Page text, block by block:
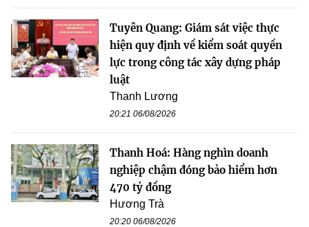
Tuyên Quang: Giám sát việc thực
hiện quy định về kiểm soát quyền
lực trong công tác xây dựng pháp
luật
Thanh Lương
20:21 06/08/2026
Thanh Hoá: Hàng nghìn doanh
nghiệp chậm đóng bảo hiểm hơn
470 tỷ đồng
Hương Trà
20:20 06/08/2026